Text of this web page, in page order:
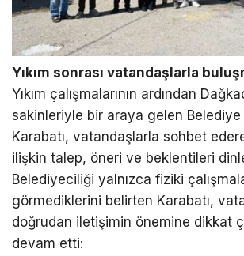
Yıkım sonrası vatandaşlarla
Yıkım çalışmalarının ardından
sakinleriyle bir araya gelen Belediye
Karabatı, vatandaşlarla sohbet
ilişkin talep, öneri ve beklentileri
Belediyeciliği yalnızca fiziki
görmediklerini belirten Karabatı,
doğrudan iletişimin önemine dikkat
devam etti: